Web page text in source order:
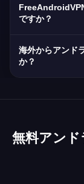
全サーバー
選択して、
なパフォー
を採用。
ですか？
アンドラは
フラを持ち
海外からアンド
か？
Andbank、
ルはセキュ
制限する場
無料アン